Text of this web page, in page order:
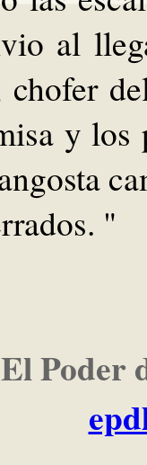
al
y los
"
El Poder